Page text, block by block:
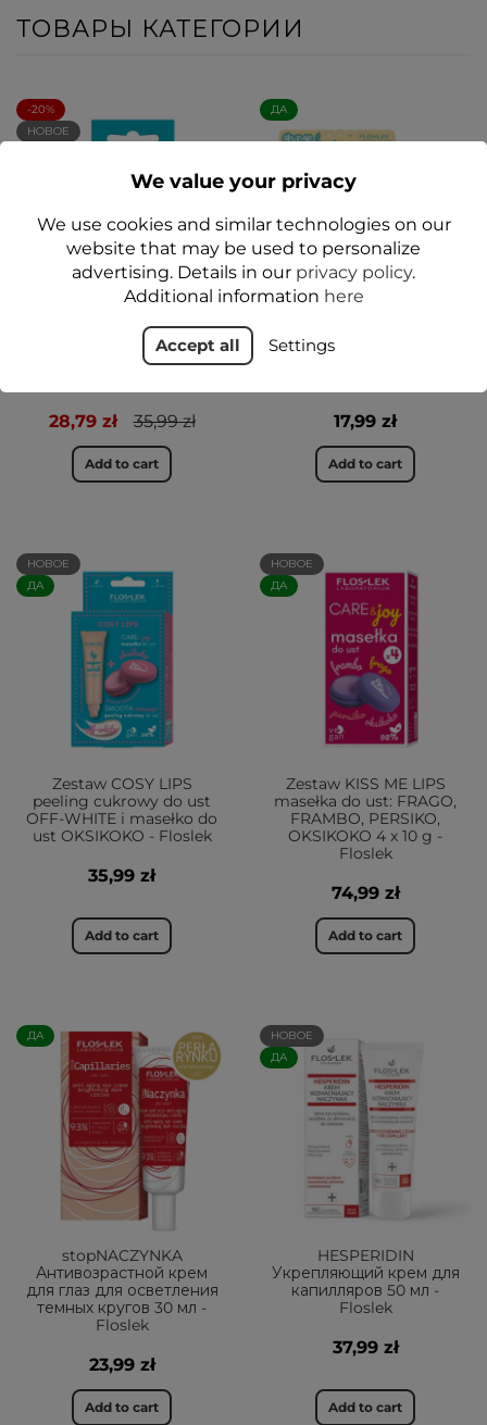
ТОВАРЫ КАТЕГОРИИ
-20%
НОВОЕ
Регенерирующий стик
для ухода за пятками от
Dr. Foot 20 г - Floslek
28,79 zł 35,99 zł
Add to cart
ДА
VEGE DUET Красивые
17,99 zł
Add to cart
НОВОЕ
ДА
Zestaw COSY LIPS
peeling cukrowy do ust
OFF-WHITE i masełko do
ust OKSIKOKO - Floslek
35,99 zł
Add to cart
НОВОЕ
ДА
Zestaw KISS ME LIPS
masełka do ust: FRAGO,
FRAMBO, PERSIKO,
OKSIKOKO 4 x 10 g -
Floslek
74,99 zł
Add to cart
ДА
stopNACZYNKA
Антивозрастной крем
для глаз для осветления
темных кругов 30 мл -
Floslek
23,99 zł
Add to cart
НОВОЕ
ДА
HESPERIDIN
Укрепляющий крем для
капилляров 50 мл -
Floslek
37,99 zł
Add to cart
We value your privacy
We use cookies and similar technologies on our
website that may be used to personalize
advertising. Details in our privacy policy.
Additional information here
Accept all Settings